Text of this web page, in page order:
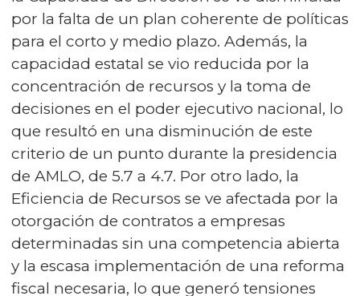
por la falta de un plan coherente de políticas
para el corto y medio plazo. Además, la
capacidad estatal se vio reducida por la
concentración de recursos y la toma de
decisiones en el poder ejecutivo nacional, lo
que resultó en una disminución de este
criterio de un punto durante la presidencia
de AMLO, de 5.7 a 4.7. Por otro lado, la
Eficiencia de Recursos se ve afectada por la
otorgación de contratos a empresas
determinadas sin una competencia abierta
y la escasa implementación de una reforma
fiscal necesaria, lo que generó tensiones